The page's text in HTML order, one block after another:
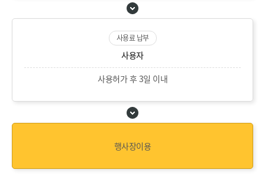
사용료 납부
사용자
사용허가 후 3일 이내
행사장이용